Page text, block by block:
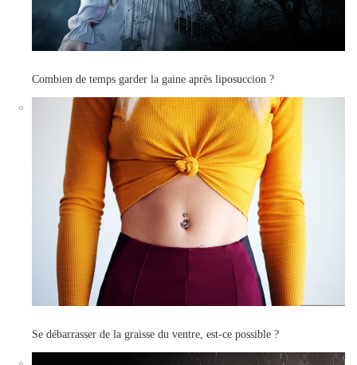
Combien de temps garder la gaine après liposuccion ?
Se débarrasser de la graisse du ventre, est-ce possible ?